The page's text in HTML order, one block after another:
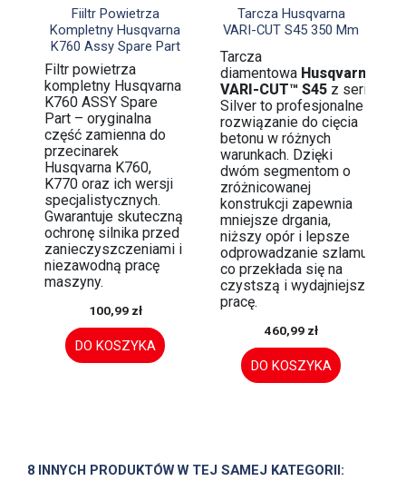
Szybki podgląd
Fiiltr Powietrza
Kompletny Husqvarna
K760 Assy Spare Part
Filtr powietrza
kompletny Husqvarna
K760 ASSY Spare
Part – oryginalna
część zamienna do
przecinarek
Husqvarna K760,
K770 oraz ich wersji
specjalistycznych.
Gwarantuje skuteczną
ochronę silnika przed
zanieczyszczeniami i
niezawodną pracę
maszyny.
100,99 zł
DO KOSZYKA
Szybki podgląd
Tarcza Husqvarna
VARI-CUT S45 350 Mm
Tarcza
diamentowa Husqvarna
VARI-CUT™ S45z serii
Silver to profesjonalne
rozwiązanie do cięcia
betonu w różnych
warunkach. Dzięki
dwóm segmentom o
zróżnicowanej
konstrukcji zapewnia
mniejsze drgania,
niższy opór i lepsze
odprowadzanie szlamu,
co przekłada się na
czystszą i wydajniejszą
pracę.
460,99 zł
DO KOSZYKA
8 INNYCH PRODUKTÓW W TEJ SAMEJ KATEGORII: